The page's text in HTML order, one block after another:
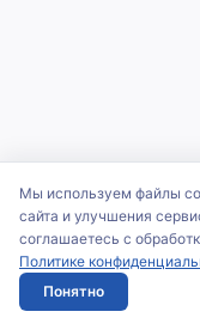
Мы используем файлы
сайта и улучшения
соглашаетесь с
Политике
Понятно